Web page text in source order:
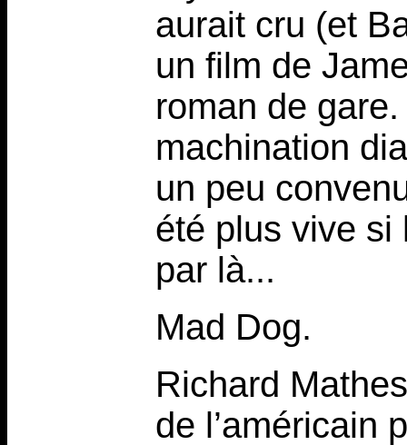
aurait cru (et
un film de
roman de
machination
un peu
été plus vive si
par là...
Mad Dog.
Richard
de l’américain